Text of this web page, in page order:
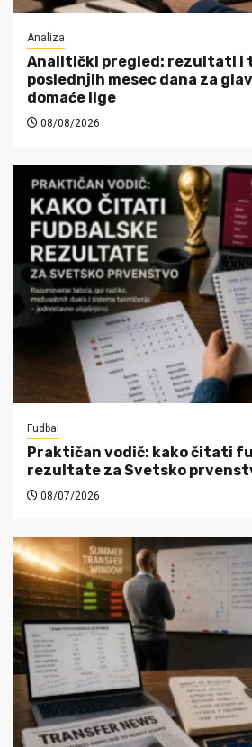
Analiza
Analitički pregled: rezultati i
poslednjih mesec dana za
domaće lige
08/08/2026
Fudbal
Praktičan vodič: kako čitati
rezultate za Svetsko
08/07/2026